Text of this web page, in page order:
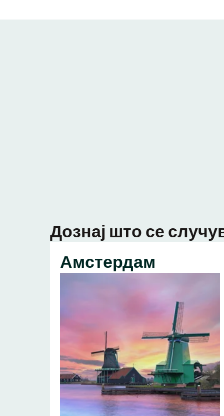
Дознај што се
Амстердам